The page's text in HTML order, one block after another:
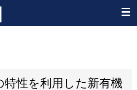
特性を利用した新有機